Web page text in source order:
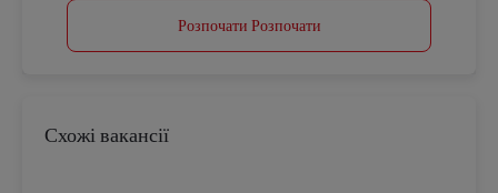
Розпочати Розпочати
Схожі вакансії